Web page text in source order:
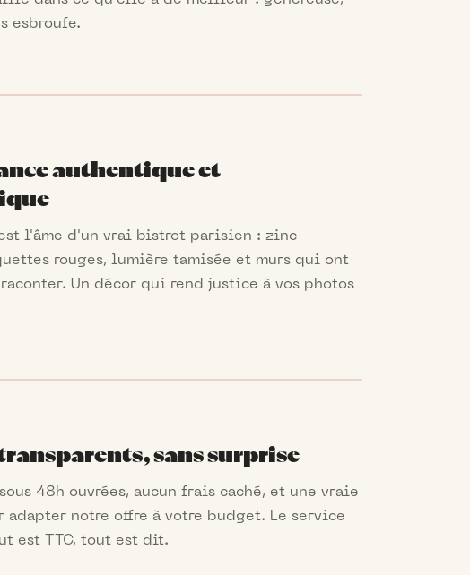
esbroufe.
authentique et
l'âme d'un vrai bistrot parisien : zinc
rouges, lumière tamisée et murs qui ont
Un décor qui rend justice à vos photos
sans surprise
48h ouvrées, aucun frais caché, et une vraie
notre offre à votre budget. Le service
est TTC, tout est dit.